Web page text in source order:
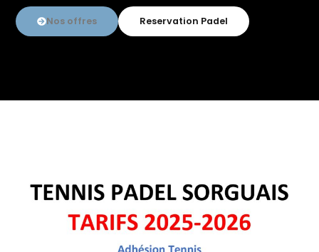
Nos offres Reservation Padel